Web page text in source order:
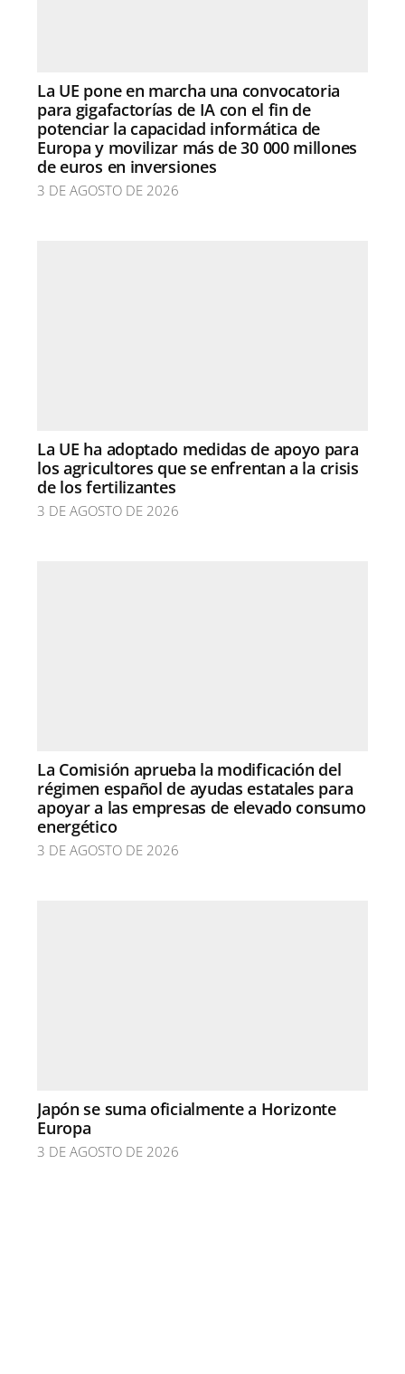
La UE pone en marcha una convocatoria
para gigafactorías de IA con el fin de
potenciar la capacidad informática de
Europa y movilizar más de 30 000 millones
de euros en inversiones
3 DE AGOSTO DE 2026
La UE ha adoptado medidas de apoyo para
los agricultores que se enfrentan a la crisis
de los fertilizantes
3 DE AGOSTO DE 2026
La Comisión aprueba la modificación del
régimen español de ayudas estatales para
apoyar a las empresas de elevado consumo
energético
3 DE AGOSTO DE 2026
Japón se suma oficialmente a Horizonte
Europa
3 DE AGOSTO DE 2026